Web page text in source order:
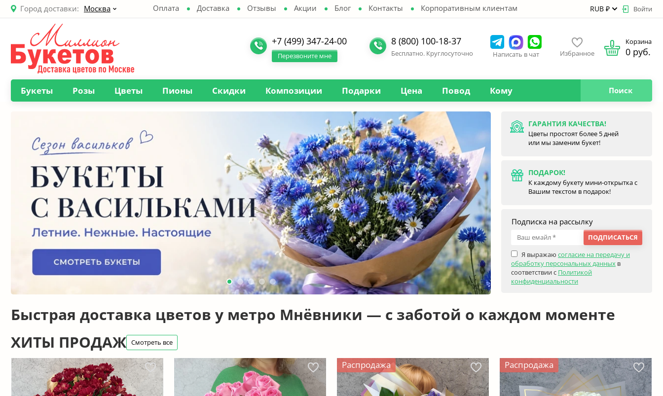
Оплата Доставка Отзывы Акции Блог Контакты Корпоративным клиентам
Город доставки: Москва RUB ₽ Войти
+7 (499) 347-24-00
Перезвоните мне
8 (800) 100-18-37
Бесплатно. Круглосуточно Написать в чат Избранное
Корзина
0 руб.
Букеты Розы Цветы Пионы Скидки Композиции Подарки Цена Повод Кому Поиск
ГАРАНТИЯ КАЧЕСТВА!
Цветы простоят более 5 дней
или мы заменим букет!
ПОДАРОК!
К каждому букету мини-открытка с
Вашим текстом в подарок!
Подписка на рассылку
Я выражаю согласие на передачу и
обработку персональных данных в
соответствии с Политикой
конфиденциальности
ПОДПИСАТЬСЯ
Быстрая доставка цветов у метро Мнёвники — с заботой о каждом моменте
ХИТЫ ПРОДАЖ Смотреть все
Распродажа Распродажа